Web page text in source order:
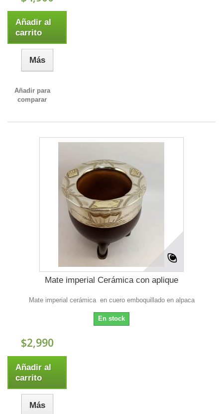
Añadir al
carrito
Más
Añadir para
comparar
Mate imperial Cerámica con aplique
Mate imperial cerámica en cuero emboquillado en alpaca
En stock
$2,990
Añadir al
carrito
Más